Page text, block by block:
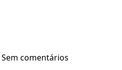
Sem comentários